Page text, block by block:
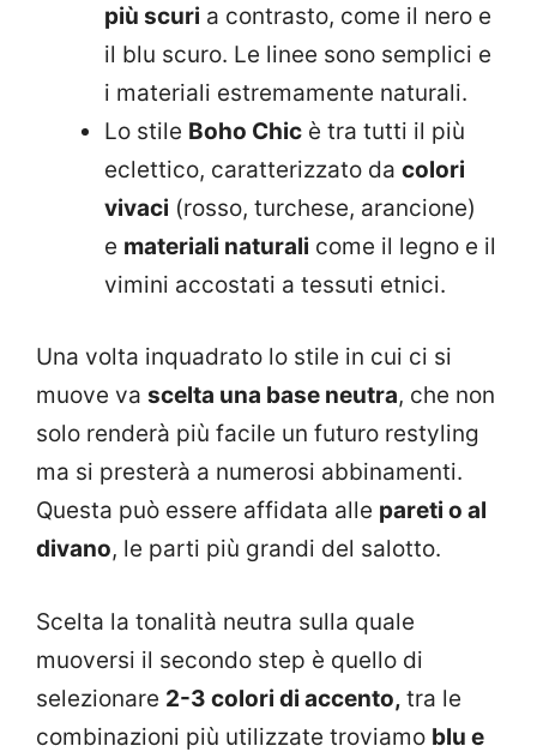
più scuri a contrasto, come il nero e
il blu scuro. Le linee sono semplici e
i materiali estremamente naturali.
Lo stile Boho Chic è tra tutti il più
eclettico, caratterizzato da colori
vivaci (rosso, turchese, arancione)
e materiali naturali come il legno e il
vimini accostati a tessuti etnici.
Una volta inquadrato lo stile in cui ci si
muove va scelta una base neutra, che non
solo renderà più facile un futuro restyling
ma si presterà a numerosi abbinamenti.
Questa può essere affidata alle pareti o al
divano, le parti più grandi del salotto.
Scelta la tonalità neutra sulla quale
muoversi il secondo step è quello di
selezionare 2-3 colori di accento, tra le
combinazioni più utilizzate troviamo blu e